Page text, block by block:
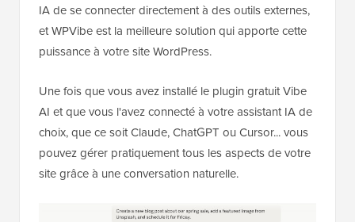
IA de se connecter directement à des outils externes,
et WPVibe est la meilleure solution qui apporte cette
puissance à votre site WordPress.
Une fois que vous avez installé le plugin gratuit Vibe
AI et que vous l'avez connecté à votre assistant IA de
choix, que ce soit Claude, ChatGPT ou Cursor... vous
pouvez gérer pratiquement tous les aspects de votre
site grâce à une conversation naturelle.